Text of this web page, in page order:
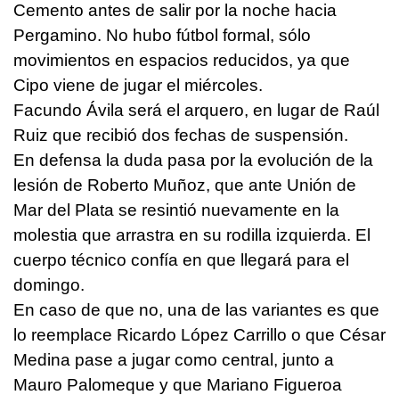
Cemento antes de salir por la noche hacia
Pergamino. No hubo fútbol formal, sólo
movimientos en espacios reducidos, ya que
Cipo viene de jugar el miércoles.
Facundo Ávila será el arquero, en lugar de Raúl
Ruiz que recibió dos fechas de suspensión.
En defensa la duda pasa por la evolución de la
lesión de Roberto Muñoz, que ante Unión de
Mar del Plata se resintió nuevamente en la
molestia que arrastra en su rodilla izquierda. El
cuerpo técnico confía en que llegará para el
domingo.
En caso de que no, una de las variantes es que
lo reemplace Ricardo López Carrillo o que César
Medina pase a jugar como central, junto a
Mauro Palomeque y que Mariano Figueroa